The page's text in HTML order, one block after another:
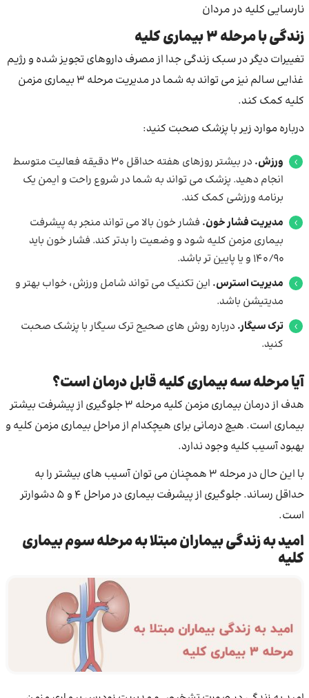
نارسایی کلیه در مردان
زندگی بامرحله 3 بیماری کلیه
تغییرات دیگر در سبک زندگی جدا از مصرف داروهای تجویز شده و رژیم
غذایی سالم نیز می تواند به شما در مدیریت مرحله 3 بیماری مزمن
کلیه کمک کند.
درباره موارد زیر با پزشک صحبت کنید:
ورزش.
در بیشتر روزهای هفته حداقل 30 دقیقه فعالیت متوسط ​​
انجام دهید. پزشک می تواند به شما در شروع راحت و ایمن یک
برنامه ورزشی کمک کند.
مدیریت فشار خون. فشار خون بالا می تواند منجر به پیشرفت
بیماری مزمن کلیه شود و وضعیت را بدتر کند. فشار خون باید
140/90 و یا پایین تر باشد.
مدیریت استرس. این تکنیک می تواند شامل ورزش، خواب بهتر و
مدیتیشن باشد.
ترک سیگار. درباره روش های صحیح ترک سیگار با پزشک صحبت
کنید.
آیا مرحله سه بیماری کلیه قابل درمان است؟
هدف از درمان بیماری مزمن کلیه مرحله 3 جلوگیری از پیشرفت بیشتر
بیماری است. هیچ درمانی برای هیچکدام از مراحل بیماری مزمن کلیه و
بهبود آسیب کلیه وجود ندارد.
با این حال در مرحله 3 همچنان می توان آسیب های بیشتر را به
حداقل رساند. جلوگیری از پیشرفت بیماری در مراحل 4 و 5 دشوارتر
است.
امید به زندگی بیماران مبتلا به مرحله سوم بیماری
کلیه